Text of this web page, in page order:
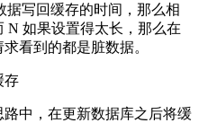
据写回缓存的时间，那么相
N 如果设置得太长，那么在
看到的都是脏数据。
存
中，在更新数据库之后将缓